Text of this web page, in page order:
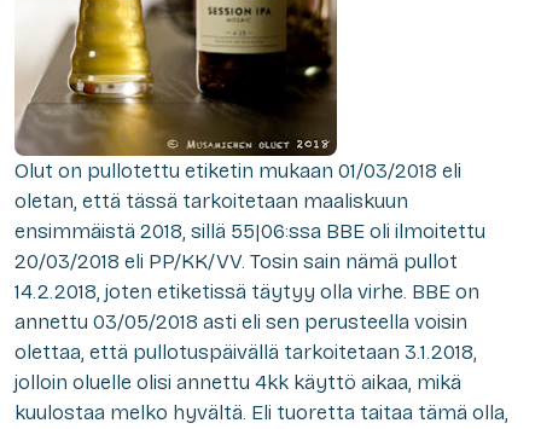
Olut on pullotettu etiketin mukaan 01/03/2018 eli
oletan, että tässä tarkoitetaan maaliskuun
ensimmäistä 2018, sillä 55|06:ssa BBE oli ilmoitettu
20/03/2018 eli PP/KK/VV. Tosin sain nämä pullot
14.2.2018, joten etiketissä täytyy olla virhe. BBE on
annettu 03/05/2018 asti eli sen perusteella voisin
olettaa, että pullotuspäivällä tarkoitetaan 3.1.2018,
jolloin oluelle olisi annettu 4kk käyttö aikaa, mikä
kuulostaa melko hyvältä. Eli tuoretta taitaa tämä olla,